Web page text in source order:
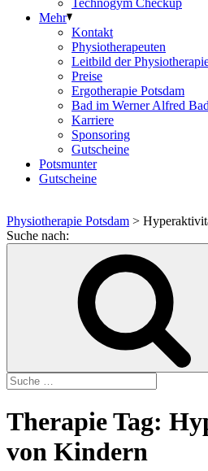
Technogym Checkup
Mehr
Kontakt
Physiotherapeuten
Leitbild der
Preise
Ergotherapie Potsdam
Bad im Werner Alfred Bad
Karriere
Sponsoring
Gutscheine
Potsmunter
Gutscheine
Physiotherapie Potsdam >
Suche nach:
Therapie Tag:
von Kindern